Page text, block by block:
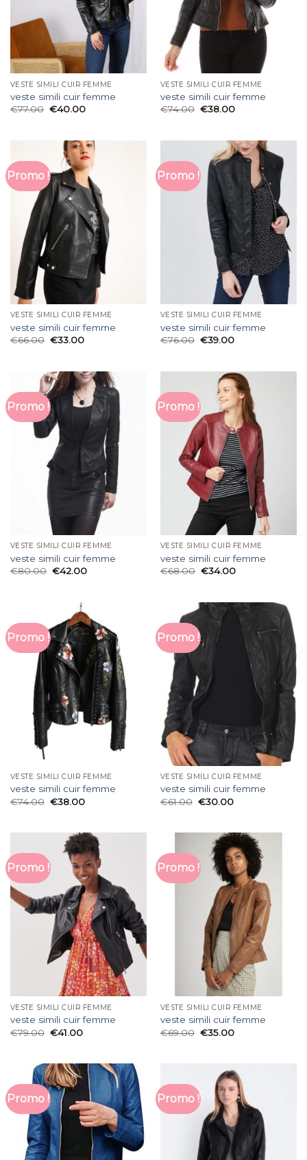
VESTE SIMILI CUIR FEMME
veste simili cuir femme
€77.00 €40.00
VESTE SIMILI CUIR FEMME
veste simili cuir femme
€74.00 €38.00
Promo !
VESTE SIMILI CUIR FEMME
veste simili cuir femme
€66.00 €33.00
Promo !
VESTE SIMILI CUIR FEMME
veste simili cuir femme
€76.00 €39.00
Promo !
VESTE SIMILI CUIR FEMME
veste simili cuir femme
€80.00 €42.00
Promo !
VESTE SIMILI CUIR FEMME
veste simili cuir femme
€68.00 €34.00
Promo !
VESTE SIMILI CUIR FEMME
veste simili cuir femme
€74.00 €38.00
Promo !
VESTE SIMILI CUIR FEMME
veste simili cuir femme
€61.00 €30.00
Promo !
VESTE SIMILI CUIR FEMME
veste simili cuir femme
€79.00 €41.00
Promo !
VESTE SIMILI CUIR FEMME
veste simili cuir femme
€69.00 €35.00
Promo ! Promo !